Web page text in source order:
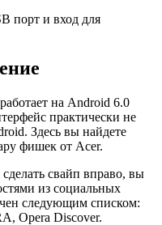
порт и вход для
на Android 6.0
практически не
Здесь вы найдете
фишек от Acer.
свайп вправо, вы
из социальных
следующим списком:
Opera Discover.